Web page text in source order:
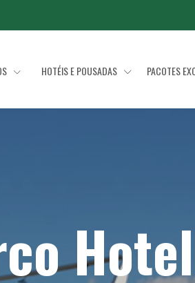
HOTÉIS E POUSADAS PACOTES